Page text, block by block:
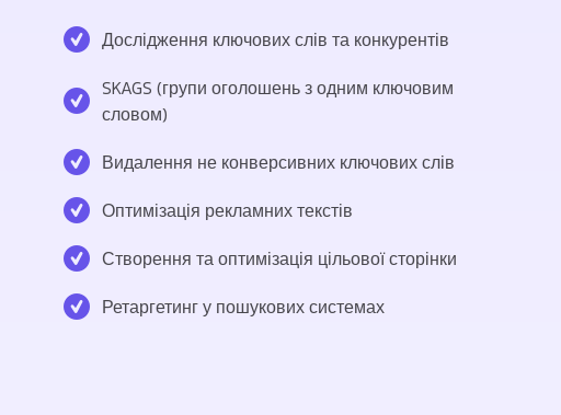
Дослідження ключових слів та конкурентів
SKAGS (групи оголошень з одним ключовим
словом)
Видалення не конверсивних ключових слів
Оптимізація рекламних текстів
Створення та оптимізація цільової сторінки
Ретаргетинг у пошукових системах